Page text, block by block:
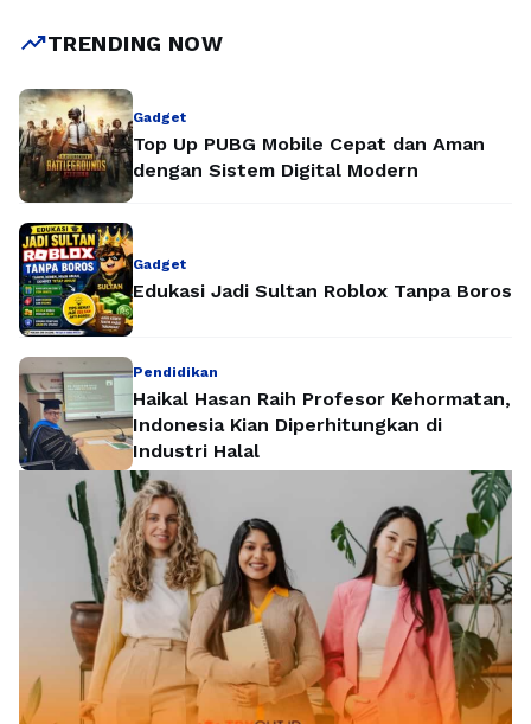
trending_upTRENDING NOW
Gadget
Top Up PUBG Mobile Cepat dan Aman
dengan Sistem Digital Modern
Gadget
Edukasi Jadi Sultan Roblox Tanpa Boros
Pendidikan
Haikal Hasan Raih Profesor Kehormatan,
Indonesia Kian Diperhitungkan di
Industri Halal